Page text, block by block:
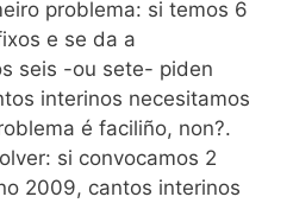
problema: si temos 6
e se da a
seis -ou sete- piden
interinos necesitamos
é faciliño, non?.
si convocamos 2
2009, cantos interinos